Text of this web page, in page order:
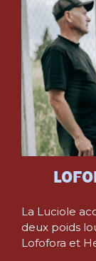
La Luciole
deux poids
Lofofora et